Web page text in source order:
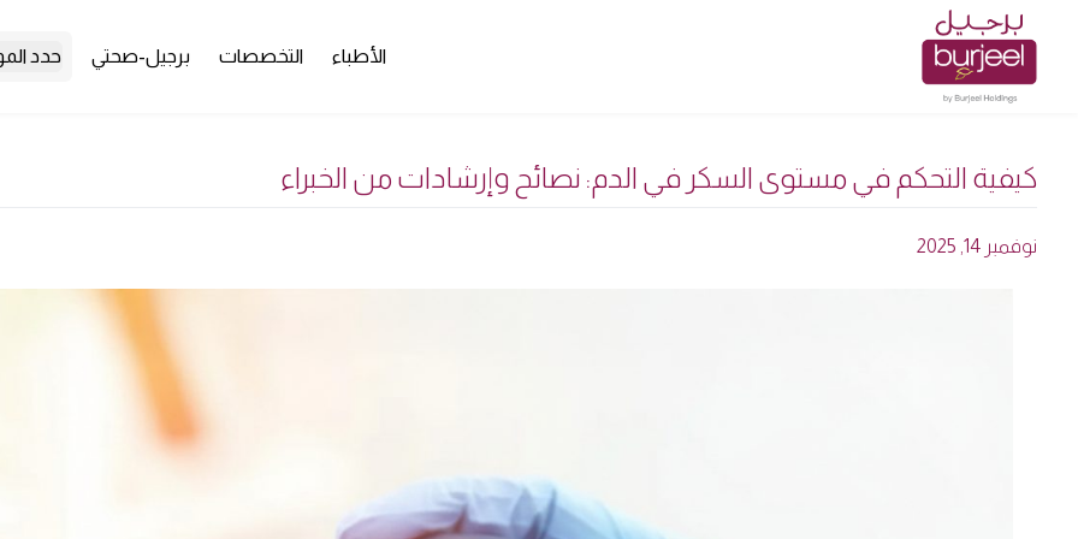
الأطباء التخصصات برجيل-صحتي حدد
كيفية التحكم في مستوى السكر في الدم: نصائح وإرشادات من الخبراء
نوفمبر 14, 2025